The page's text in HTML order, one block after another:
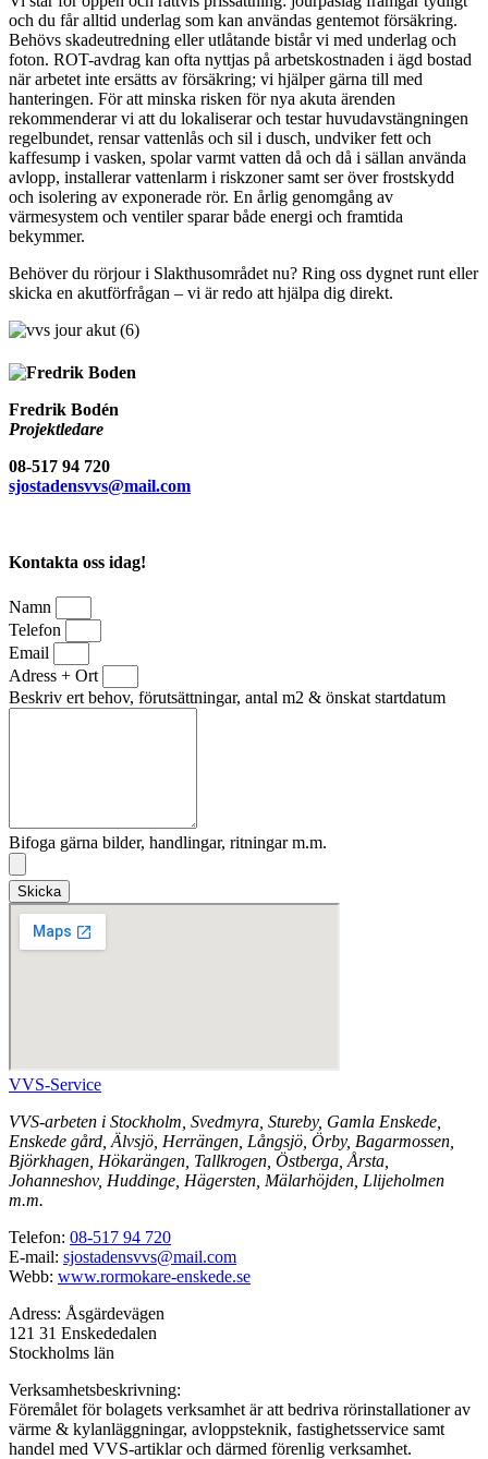
och du får alltid underlag som kan användas gentemot försäkring.
Behövs skadeutredning eller utlåtande bistår vi med underlag och
foton. ROT-avdrag kan ofta nyttjas på arbetskostnaden i ägd bostad
när arbetet inte ersätts av försäkring; vi hjälper gärna till med
hanteringen. För att minska risken för nya akuta ärenden
rekommenderar vi att du lokaliserar och testar huvudavstängningen
regelbundet, rensar vattenlås och sil i dusch, undviker fett och
kaffesump i vasken, spolar varmt vatten då och då i sällan använda
avlopp, installerar vattenlarm i riskzoner samt ser över frostskydd
och isolering av exponerade rör. En årlig genomgång av
värmesystem och ventiler sparar både energi och framtida
bekymmer.
Behöver du rörjour i Slakthusområdet nu? Ring oss dygnet runt eller
skicka en akutförfrågan – vi är redo att hjälpa dig direkt.
Fredrik Bodén
Projektledare
08-517 94 720
sjostadensvvs@mail.com
Kontakta oss idag!
Namn
Telefon
Email
Adress + Ort
Beskriv ert behov, förutsättningar, antal m2 & önskat startdatum
Bifoga gärna bilder, handlingar, ritningar m.m.
Skicka
VVS-Service
VVS-arbeten i Stockholm, Svedmyra, Stureby, Gamla Enskede,
Enskede gård, Älvsjö, Herrängen, Långsjö, Örby, Bagarmossen,
Björkhagen, Hökarängen, Tallkrogen, Östberga, Årsta,
Johanneshov, Huddinge, Hägersten, Mälarhöjden, Llijeholmen
m.m.
Telefon: 08-517 94 720
E-mail: sjostadensvvs@mail.com
Webb: www.rormokare-enskede.se
Adress: Åsgärdevägen
121 31 Enskededalen
Stockholms län
Verksamhetsbeskrivning:
Föremålet för bolagets verksamhet är att bedriva rörinstallationer av
värme & kylanläggningar, avloppsteknik, fastighetsservice samt
handel med VVS-artiklar och därmed förenlig verksamhet.